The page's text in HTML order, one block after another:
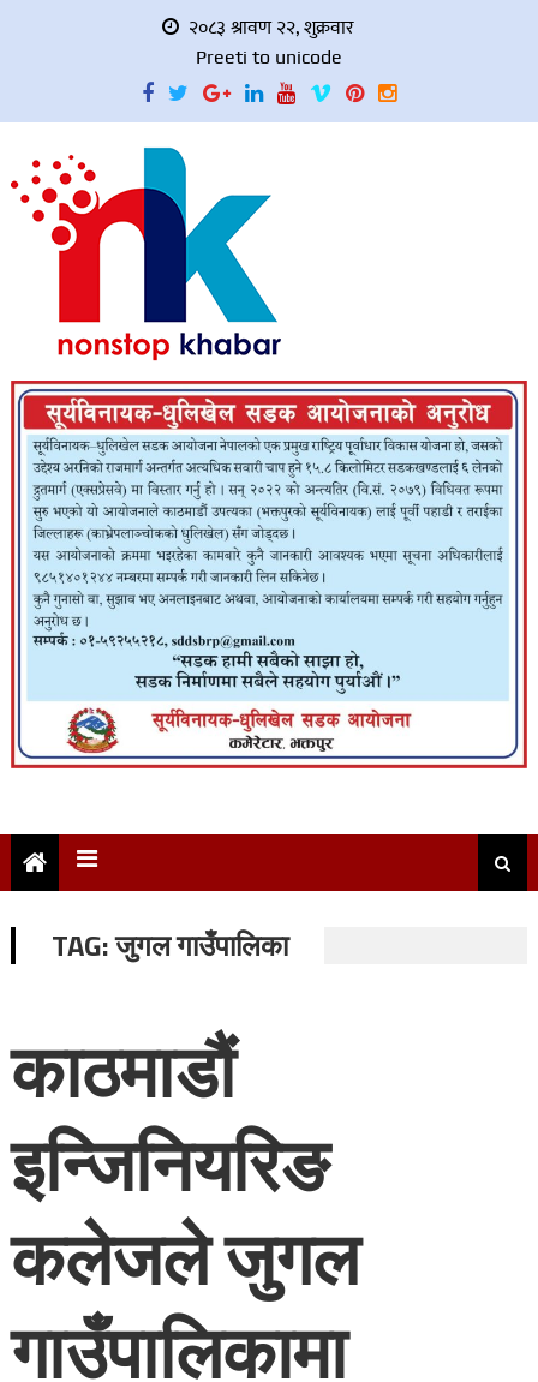
२०८३ श्रावण २२, शुक्रवार
Preeti to unicode
TAG:जुगल गाउँपालिका
काठमाडौं
इन्जिनियरिङ
कलेजले जुगल
गाउँपालिकामा